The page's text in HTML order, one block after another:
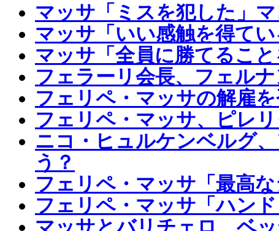
マッサ「ミスを犯した」マ
マッサ「いい感触を得て
マッサ「全員に勝てるこ
フェラーリ会長、フェル
フェリペ・マッサの解雇
フェリペ・マッサ、ピレ
ニコ・ヒュルケンベルグ
う？
フェリペ・マッサ「最高
フェリペ・マッサ「ハン
マッサとバリチェロ、ベ